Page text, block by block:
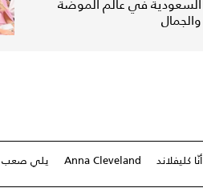
السعودية في عالم الموضة
والجمال
أنّا كليفلاند Anna Cleveland يلي صعب